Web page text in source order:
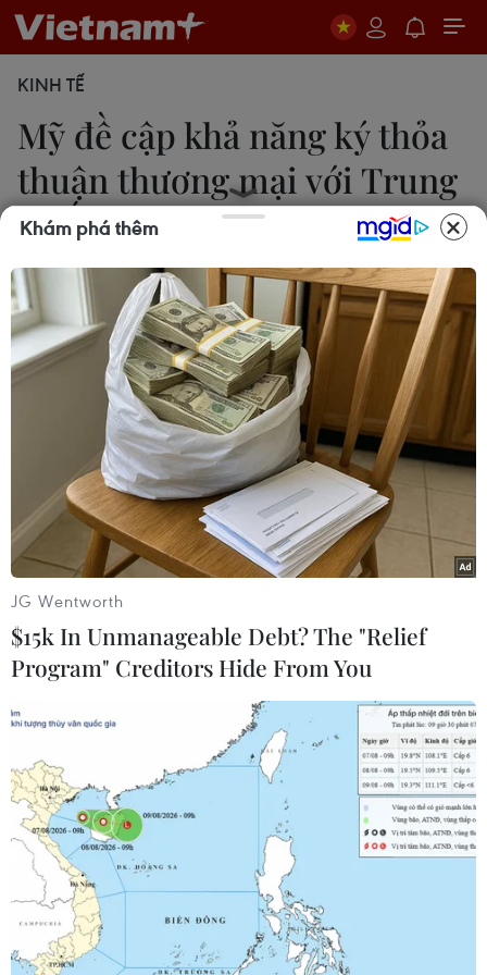
KINH TẾ
Mỹ đề cập khả năng ký thỏa
thuận thương mại với Trung
Quốc
Ngọc Biên
23/11/2019 22:58
Cố vấn An ninh quốc gia Mỹ Robert O'Brien nêu rõ:
"Chúng tôi hy vọng hoàn tất thỏa thuận (giai đoạn
một) trước cuối năm nay. Tôi nghĩ điều đó vẫn khả
Cố vấn An ninh quốc gia Mỹ Robert O'Brien. (Nguồn: Anadolu)
Cố vấn An ninh quốc gia Mỹ Robert O'Brien
ngày 23/11 tuyên bố thỏa thuận thương mại giai
đoạn một với Trung Quốc vẫn khả thi trước cuối
năm nay.
Khám phá thêm
JG Wentworth
$15k In Unmanageable Debt? The "Relief
Program" Creditors Hide From You